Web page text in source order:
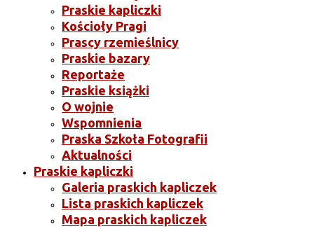
Praskie kapliczki
Kościoły Pragi
Prascy rzemieślnicy
Praskie bazary
Reportaże
Praskie książki
O wojnie
Wspomnienia
Praska Szkoła Fotografii
Aktualności
Praskie kapliczki
Galeria praskich kapliczek
Lista praskich kapliczek
Mapa praskich kapliczek